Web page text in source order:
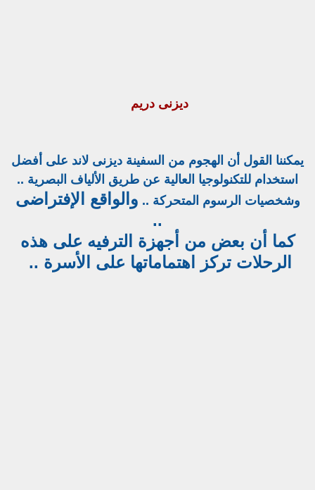
ديزنى دريم
يمكننا القول أن الهجوم من السفينة ديزنى لاند على أفضل
استخدام للتكنولوجيا العالية عن طريق الألياف البصرية ..
وشخصيات الرسوم المتحركة .. والواقع الإفتراضى
..
كما أن بعض من أجهزة الترفيه على هذه
الرحلات تركز اهتماماتها على الأسرة ..